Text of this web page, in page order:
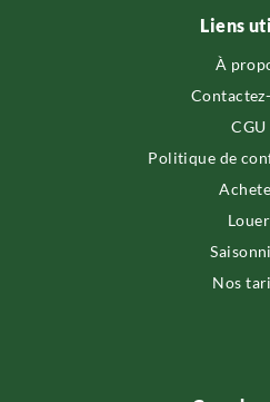
Liens
À
CGU
Politique de
Louer
Nos